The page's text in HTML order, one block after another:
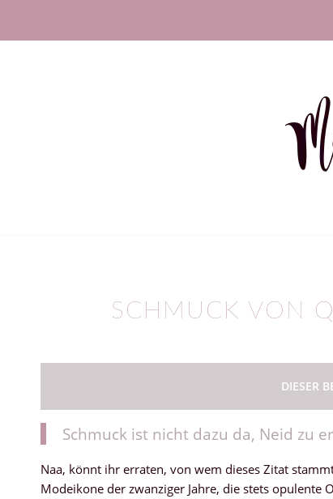
SCHMUCK VON
DIESER
Schmuck ist nicht dazu da, Neid zu
Naa, könnt ihr erraten, von wem dieses Zitat
Modeikone der zwanziger Jahre, die stets